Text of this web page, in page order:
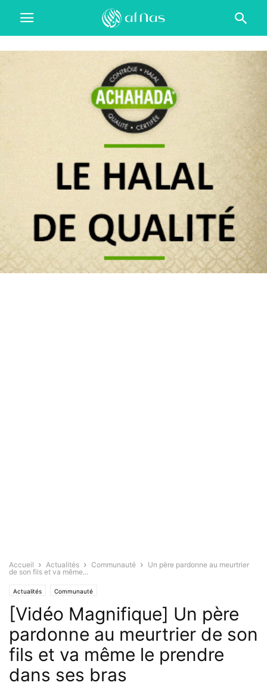
Accueil Actualités Communauté
Un père pardonne au meurtrier
de son fils et va même...
Actualités Communauté
[Vidéo Magnifique] Un père
pardonne au meurtrier de son
fils et va même le prendre
dans ses bras